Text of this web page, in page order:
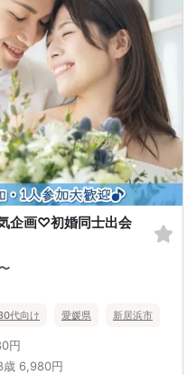
企画♡初婚同士出会
代向け 愛媛県 新居浜市
円
歳 6,980円